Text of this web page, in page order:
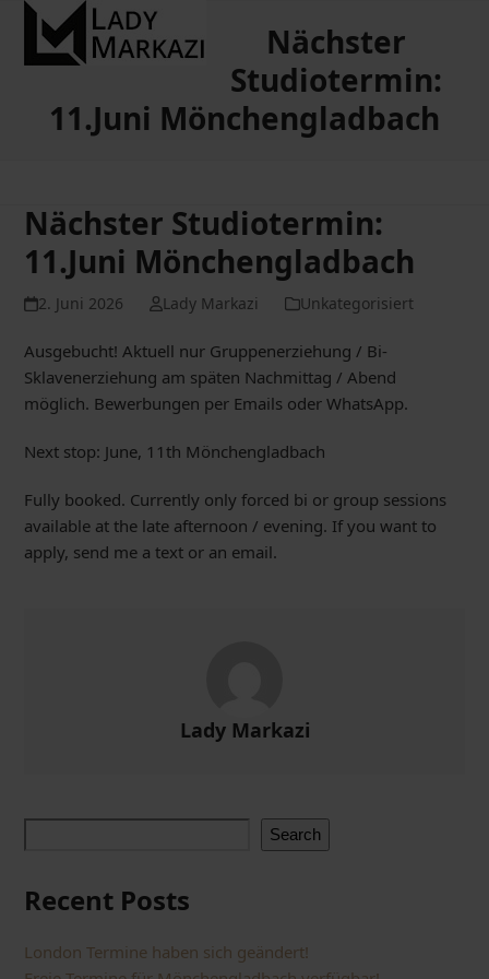
Skip
content
Open
mobile
Close
mobile
Nächster
Studiotermin:
11.Juni Mönchengladbach
Nächster Studiotermin:
11.Juni Mönchengladbach
2. Juni 2026 Lady Markazi Unkategorisiert
Ausgebucht! Aktuell nur Gruppenerziehung / Bi-
Sklavenerziehung am späten Nachmittag / Abend
möglich. Bewerbungen per Emails oder WhatsApp.
Next stop: June, 11th Mönchengladbach
Fully booked. Currently only forced bi or group sessions
available at the late afternoon / evening. If you want to
apply, send me a text or an email.
Lady Markazi
Search
Recent Posts
London Termine haben sich geändert!